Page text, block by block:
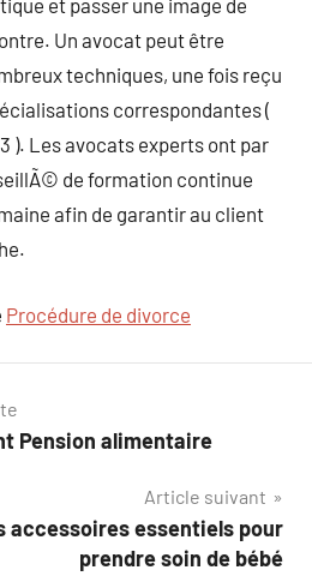
et passer une image de
Un avocat peut être
techniques, une fois reçu
correspondantes (
). Les avocats experts ont par
de formation continue
afin de garantir au client
Procédure de divorce
Pension alimentaire
Article suivant
accessoires essentiels pour
prendre soin de bébé